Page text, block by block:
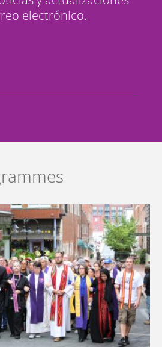
electrónico.